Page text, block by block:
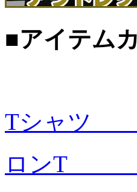
■アイテム
Tシャツ
ロ